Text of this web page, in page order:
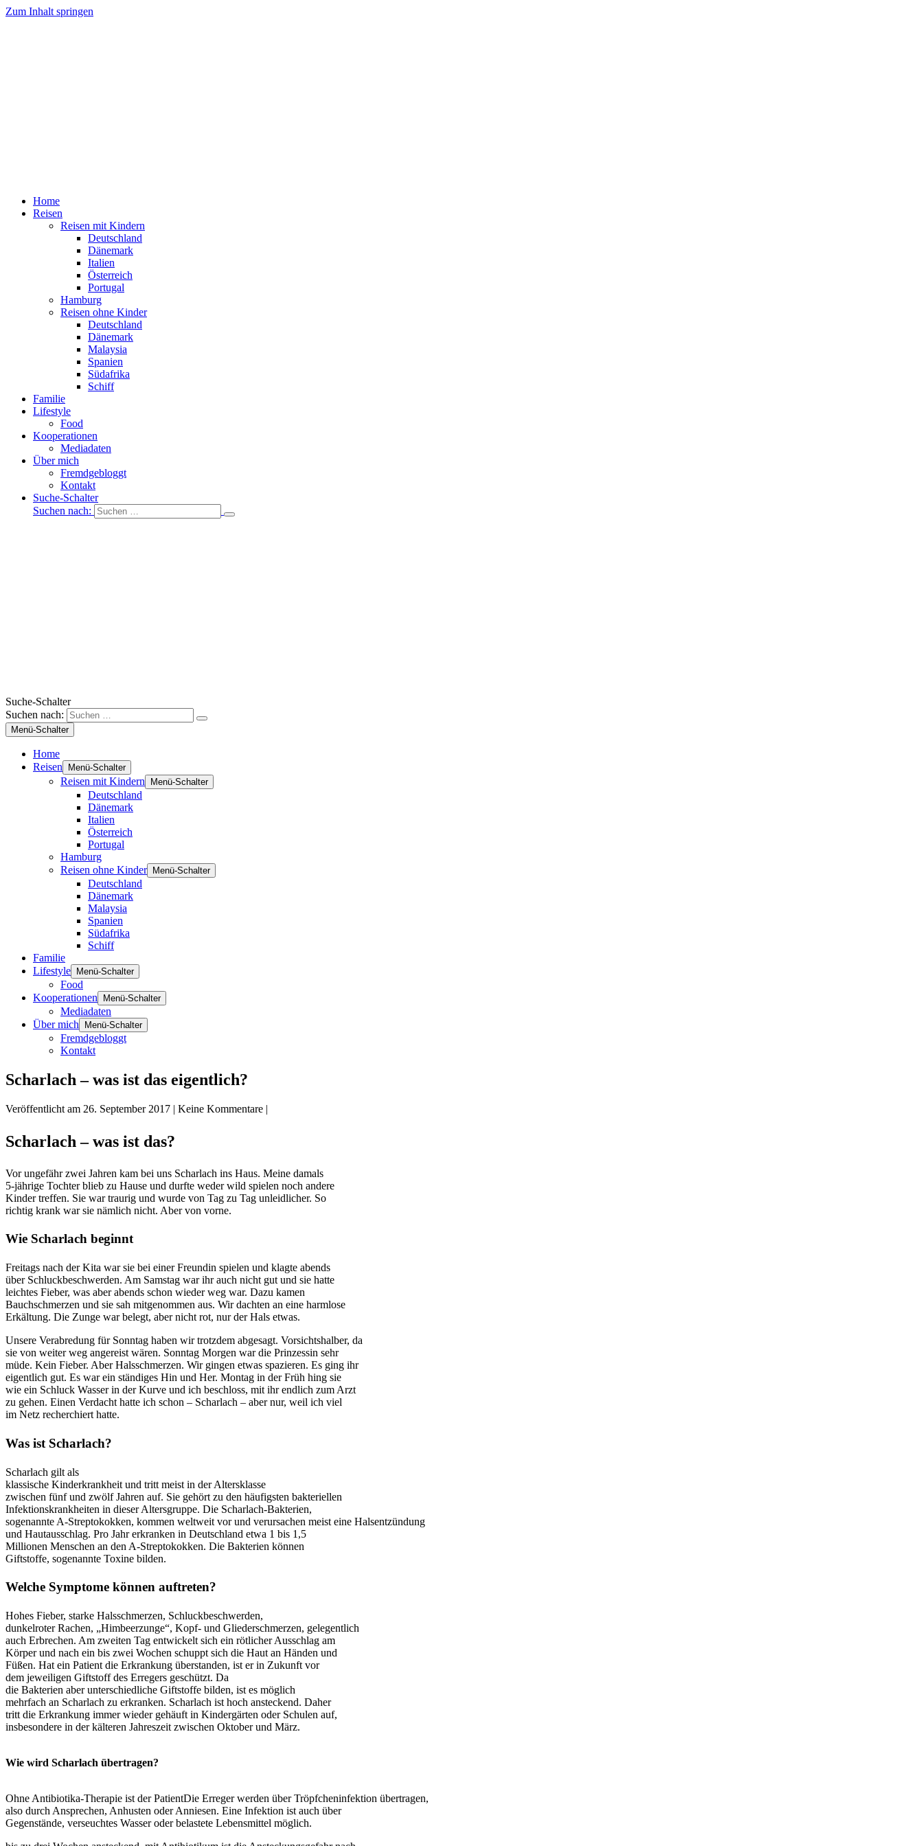
Zum Inhalt springen
Home
Reisen
Reisen mit Kindern
Deutschland
Dänemark
Italien
Österreich
Portugal
Hamburg
Reisen ohne Kinder
Deutschland
Dänemark
Malaysia
Spanien
Südafrika
Schiff
Familie
Lifestyle
Food
Kooperationen
Mediadaten
Über mich
Fremdgebloggt
Kontakt
Suche-Schalter
Suchen nach:
Suche-Schalter
Suchen nach:
Menü-Schalter
Home
Reisen
Menü-Schalter
Reisen mit Kindern Menü-Schalter
Deutschland
Dänemark
Italien
Österreich
Portugal
Hamburg
Reisen ohne Kinder
Menü-Schalter
Deutschland
Dänemark
Malaysia
Spanien
Südafrika
Schiff
Familie
Lifestyle
Menü-Schalter
Food
Kooperationen
Menü-Schalter
Mediadaten
Über mich
Menü-Schalter
Fremdgebloggt
Kontakt
Scharlach – was ist das eigentlich?
Veröffentlicht am 26. September 2017 | Keine Kommentare |
Scharlach – was ist das?
Vor ungefähr zwei Jahren kam bei uns Scharlach ins Haus. Meine damals
5-jährige Tochter blieb zu Hause und durfte weder wild spielen noch andere
Kinder treffen. Sie war traurig und wurde von Tag zu Tag unleidlicher. So
richtig krank war sie nämlich nicht. Aber von vorne.
Wie Scharlach beginnt
Freitags nach der Kita war sie bei einer Freundin spielen und klagte abends
über Schluckbeschwerden. Am Samstag war ihr auch nicht gut und sie hatte
leichtes Fieber, was aber abends schon wieder weg war. Dazu kamen
Bauchschmerzen und sie sah mitgenommen aus. Wir dachten an eine harmlose
Erkältung. Die Zunge war belegt, aber nicht rot, nur der Hals etwas.
Unsere Verabredung für Sonntag haben wir trotzdem abgesagt. Vorsichtshalber, da
sie von weiter weg angereist wären. Sonntag Morgen war die Prinzessin sehr
müde. Kein Fieber. Aber Halsschmerzen. Wir gingen etwas spazieren. Es ging ihr
eigentlich gut. Es war ein ständiges Hin und Her. Montag in der Früh hing sie
wie ein Schluck Wasser in der Kurve und ich beschloss, mit ihr endlich zum Arzt
zu gehen. Einen Verdacht hatte ich schon – Scharlach – aber nur, weil ich viel
im Netz recherchiert hatte.
Was ist Scharlach?
Scharlach gilt als
klassische Kinderkrankheit und tritt meist in der Altersklasse
zwischen fünf und zwölf Jahren auf. Sie gehört zu den häufigsten bakteriellen
Infektionskrankheiten in dieser Altersgruppe. Die Scharlach-Bakterien,
sogenannte A-Streptokokken, kommen weltweit vor und verursachen meist eine Halsentzündung
und Hautausschlag. Pro Jahr erkranken in Deutschland etwa 1 bis 1,5
Millionen Menschen an den A-Streptokokken. Die Bakterien können
Giftstoffe, sogenannte Toxine bilden.
Welche Symptome können auftreten?
Hohes Fieber, starke Halsschmerzen, Schluckbeschwerden,
dunkelroter Rachen, „Himbeerzunge“, Kopf- und Gliederschmerzen, gelegentlich
auch Erbrechen. Am zweiten Tag entwickelt sich ein rötlicher Ausschlag am
Körper und nach ein bis zwei Wochen schuppt sich die Haut an Händen und
Füßen. Hat ein Patient die Erkrankung überstanden, ist er in Zukunft vor
dem jeweiligen Giftstoff des Erregers geschützt. Da
die Bakterien aber unterschiedliche Giftstoffe bilden, ist es möglich
mehrfach an Scharlach zu erkranken. Scharlach ist hoch ansteckend. Daher
tritt die Erkrankung immer wieder gehäuft in Kindergärten oder Schulen auf,
insbesondere in der kälteren Jahreszeit zwischen Oktober und März.
Wie wird Scharlach übertragen?
Ohne Antibiotika-Therapie ist der PatientDie Erreger werden über Tröpfcheninfektion übertragen,
also durch Ansprechen, Anhusten oder Anniesen. Eine Infektion ist auch über
Gegenstände, verseuchtes Wasser oder belastete Lebensmittel möglich.